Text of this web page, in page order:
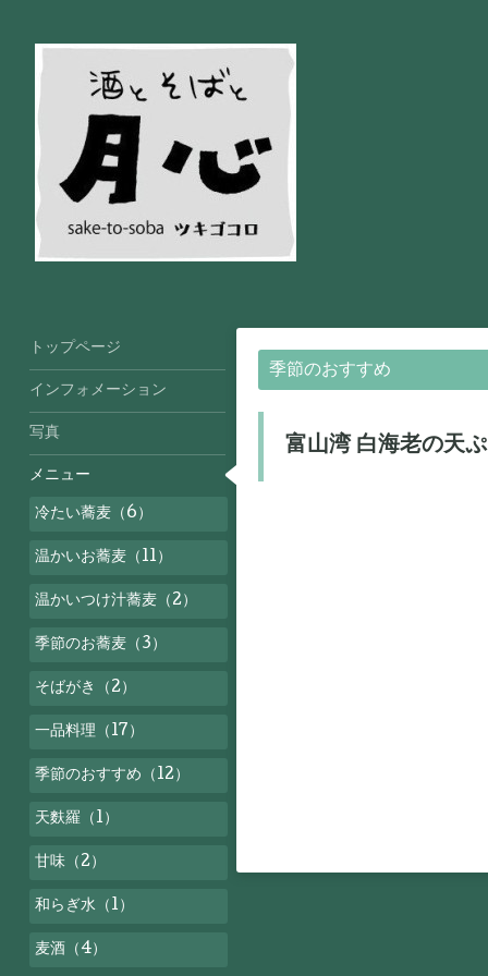
季節のおすすめ
富山湾 白海老の天
トップページ
インフォメーション
写真
メニュー
冷たい蕎麦（6）
温かいお蕎麦（11）
温かいつけ汁蕎麦（2）
季節のお蕎麦（3）
そばがき（2）
一品料理（17）
季節のおすすめ（12）
天麩羅（1）
甘味（2）
和らぎ水（1）
麦酒（4）